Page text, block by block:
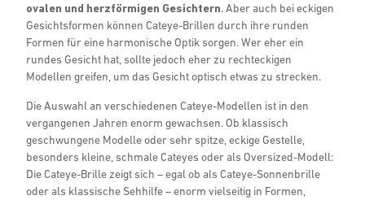
ovalen und herzförmigen Gesichtern. Aber auch bei eckigen
Gesichtsformen können Cateye-Brillen durch ihre runden
Formen für eine harmonische Optik sorgen. Wer eher ein
rundes Gesicht hat, sollte jedoch eher zu rechteckigen
Modellen greifen, um das Gesicht optisch etwas zu strecken.
Die Auswahl an verschiedenen Cateye-Modellen ist in den
vergangenen Jahren enorm gewachsen. Ob klassisch
geschwungene Modelle oder sehr spitze, eckige Gestelle,
besonders kleine, schmale Cateyes oder als Oversized-Modell:
Die Cateye-Brille zeigt sich – egal ob als Cateye-Sonnenbrille
oder als klassische Sehhilfe – enorm vielseitig in Formen,